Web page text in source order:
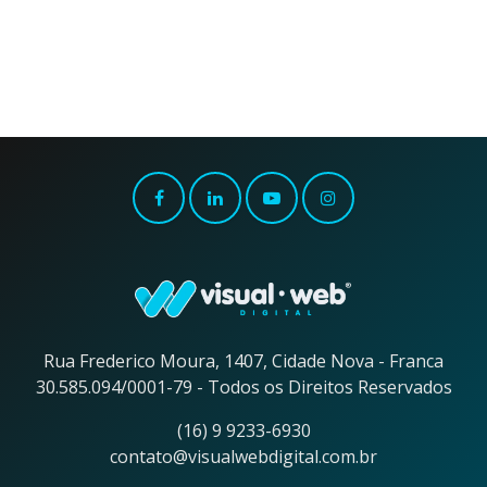
Rua Frederico Moura, 1407, Cidade Nova - Franca
30.585.094/0001-79 - Todos os Direitos Reservados
(16) 9 9233-6930
contato@visualwebdigital.com.br